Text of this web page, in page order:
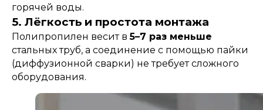
горячей воды.
5. Лёгкость и простота монтажа
Полипропилен весит в5–7 раз меньше
стальных труб, а соединение с помощью пайки
(диффузионной сварки) не требует сложного
оборудования.